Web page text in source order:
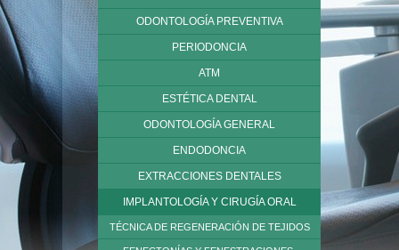
ODONTOLOGÍA PREVENTIVA
PERIODONCIA
ATM
ESTÉTICA DENTAL
ODONTOLOGÍA GENERAL
ENDODONCIA
EXTRACCIONES DENTALES
IMPLANTOLOGÍA Y CIRUGÍA ORAL
TÉCNICA DE REGENERACIÓN DE TEJIDOS